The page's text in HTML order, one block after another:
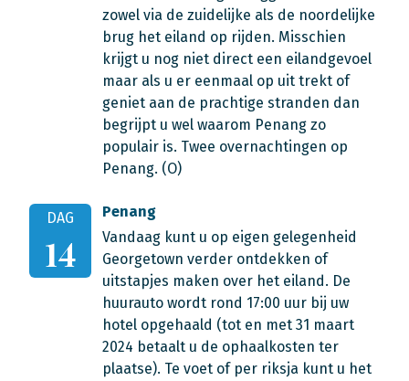
zowel via de zuidelijke als de noordelijke
brug het eiland op rijden. Misschien
krijgt u nog niet direct een eilandgevoel
maar als u er eenmaal op uit trekt of
geniet aan de prachtige stranden dan
begrijpt u wel waarom Penang zo
populair is. Twee overnachtingen op
Penang. (O)
DAG
14
Penang
Vandaag kunt u op eigen gelegenheid
Georgetown verder ontdekken of
uitstapjes maken over het eiland. De
huurauto wordt rond 17:00 uur bij uw
hotel opgehaald (tot en met 31 maart
2024 betaalt u de ophaalkosten ter
plaatse). Te voet of per riksja kunt u het